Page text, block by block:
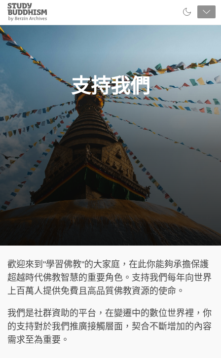
Close
Study
Buddhism
支持我們
歡迎來到"學習佛教"的大家庭，在此你能夠承擔保護
超越時代佛教智慧的重要角色。支持我們每年向世界
上百萬人提供免費且高品質佛教資源的使命。
我們是社群資助的平台，在變遷中的數位世界裡，你
的支持對於我們推廣接觸層面，契合不斷增加的內容
需求至為重要。